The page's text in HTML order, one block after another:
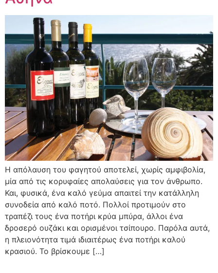
Η απόλαυση του φαγητού αποτελεί, χωρίς αμφιβολία,
μία από τις κορυφαίες απολαύσεις για τον άνθρωπο.
Και, φυσικά, ένα καλό γεύμα απαιτεί την κατάλληλη
συνοδεία από καλό ποτό. Πολλοί προτιμούν στο
τραπέζι τους ένα ποτήρι κρύα μπύρα, άλλοι ένα
δροσερό ουζάκι και ορισμένοι τσίπουρο. Παρόλα αυτά,
η πλειονότητα τιμά ιδιαιτέρως ένα ποτήρι καλού
κρασιού. Το βρίσκουμε […]